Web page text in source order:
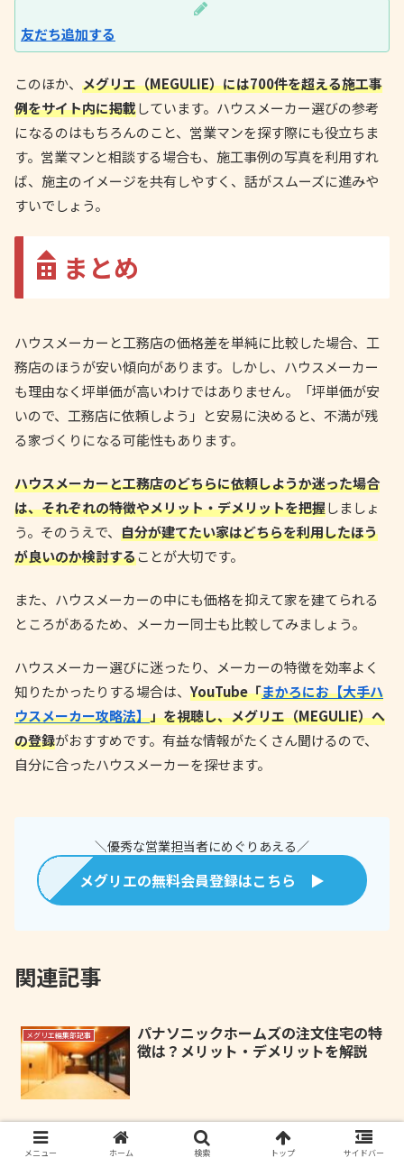
友だち追加する
このほか、 メグリエ（MEGULIE）には700件を超える施工事
例をサイト内に掲載しています。ハウスメーカー選びの参考
になるのはもちろんのこと、営業マンを探す際にも役立ちま
す。営業マンと相談する場合も、施工事例の写真を利用すれ
ば、施主のイメージを共有しやすく、話がスムーズに進みや
すいでしょう。
まとめ
ハウスメーカーと工務店の価格差を単純に比較した場合、工
務店のほうが安い傾向があります。しかし、ハウスメーカー
も理由なく坪単価が高いわけではありません。「坪単価が安
いので、工務店に依頼しよう」と安易に決めると、不満が残
る家づくりになる可能性もあります。
ハウスメーカーと工務店のどちらに依頼しようか迷った場合
は、それぞれの特徴やメリット・デメリットを把握しましょ
う。そのうえで、 自分が建てたい家はどちらを利用したほう
が良いのか検討することが大切です。
また、ハウスメーカーの中にも価格を抑えて家を建てられる
ところがあるため、メーカー同士も比較してみましょう。
ハウスメーカー選びに迷ったり、メーカーの特徴を効率よく
知りたかったりする場合は、YouTube「まかろにお【大手ハ
ウスメーカー攻略法】」を視聴し、メグリエ（MEGULIE）へ
の登録がおすすめです。有益な情報がたくさん聞けるので、
自分に合ったハウスメーカーを探せます。
＼優秀な営業担当者にめぐりあえる／
メグリエの無料会員登録はこちら ▶
関連記事
メグリエ編集部記事
パナソニックホームズの注文住宅の特
徴は？メリット・デメリットを解説
メグリエ編集部記事
2000万円で家は建てられる？間取り
やローン返済額の目安をわかりやすく
メニュー ホーム 検索 トップ サイドバー